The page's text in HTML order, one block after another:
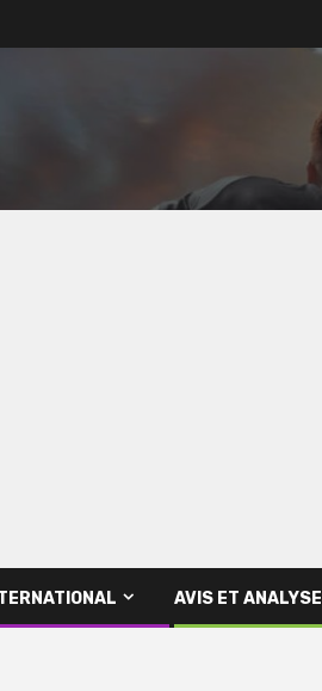
AVIS ET ANALYSE